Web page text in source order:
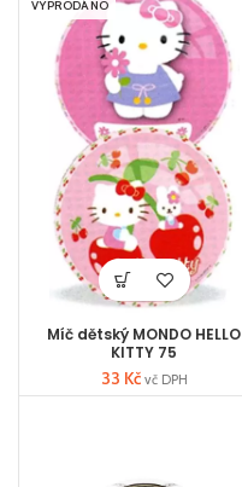
VYPRODÁNO
Míč dětský MONDO HELLO
KITTY 75
33 Kč vč DPH